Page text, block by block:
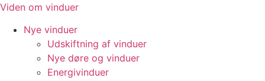
Videre
indhold
Viden om vinduer
Nye vinduer
Udskiftning af vinduer
Nye døre og vinduer
Energivinduer